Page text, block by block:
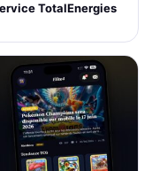
TotalEnergies